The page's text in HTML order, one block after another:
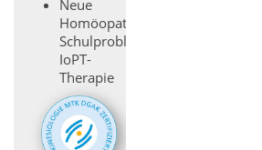
Neue
Homöopathie,
Schulprobleme,
IoPT-
Therapie